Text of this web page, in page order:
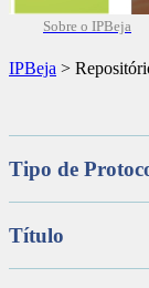
Sobre o IPBeja
IPBeja >
Tipo de
Título